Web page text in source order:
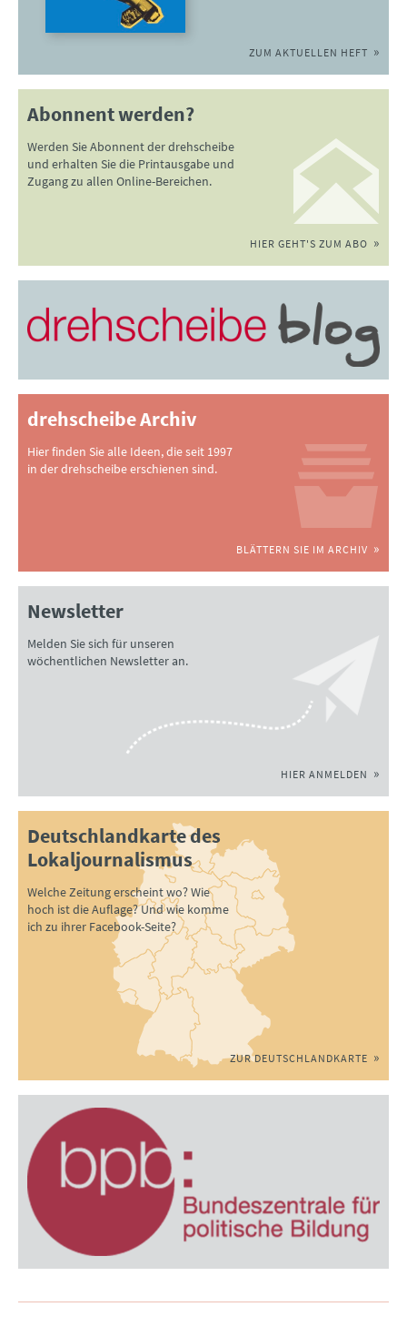
ZUM AKTUELLEN HEFT
Abonnent werden?
Werden Sie Abonnent der drehscheibe
und erhalten Sie die Printausgabe und
Zugang zu allen Online-Bereichen.
HIER GEHT'S ZUM ABO
drehscheibe Archiv
Hier finden Sie alle Ideen, die seit 1997
in der drehscheibe erschienen sind.
BLÄTTERN SIE IM ARCHIV
Newsletter
Melden Sie sich für unseren
wöchentlichen Newsletter an.
HIER ANMELDEN
Deutschlandkarte des
Lokaljournalismus
Welche Zeitung erscheint wo? Wie
hoch ist die Auflage? Und wie komme
ich zu ihrer Facebook-Seite?
ZUR DEUTSCHLANDKARTE